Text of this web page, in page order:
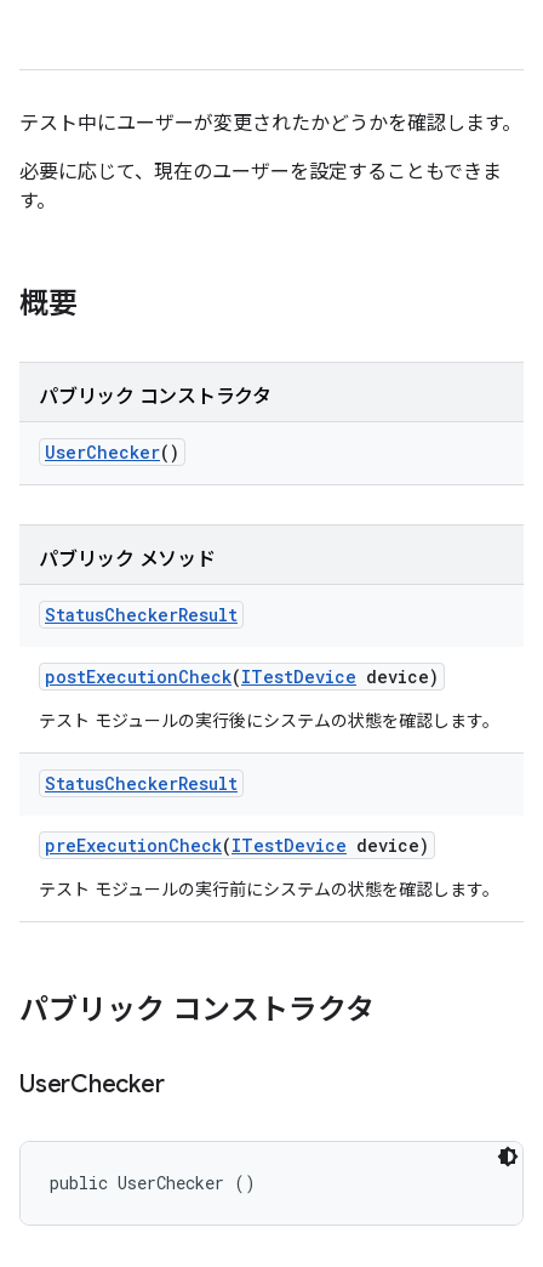
テスト中にユーザーが変更されたかどうかを確認します。
必要に応じて、現在のユーザーを設定することもできま
す。
概要
パブリック コンストラクタ
UserChecker()
パブリック メソッド
StatusCheckerResult
postExecutionCheck(ITestDevice device)
テスト モジュールの実行後にシステムの状態を確認します。
StatusCheckerResult
preExecutionCheck(ITestDevice device)
テスト モジュールの実行前にシステムの状態を確認します。
パブリック コンストラクタ
UserChecker
public UserChecker ()